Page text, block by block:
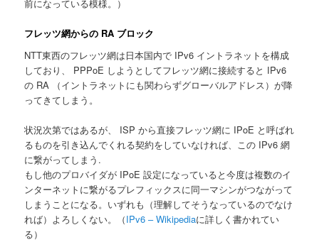
前になっている模様。）
フレッツ網からの RA ブロック
NTT東西のフレッツ網は日本国内で IPv6 イントラネットを構成
しており、 PPPoE しようとしてフレッツ網に接続すると IPv6
の RA （イントラネットにも関わらずグローバルアドレス）が降
ってきてしまう。
状況次第ではあるが、 ISP から直接フレッツ網に IPoE と呼ばれ
るものを引き込んでくれる契約をしていなければ、この IPv6 網
に繋がってしまう.
もし他のプロバイダが IPoE 設定になっていると今度は複数のイ
ンターネットに繋がるプレフィックスに同一マシンがつながって
しまうことになる。いずれも（理解してそうなっているのでなけ
れば）よろしくない。（IPv6 – Wikipediaに詳しく書かれてい
る）